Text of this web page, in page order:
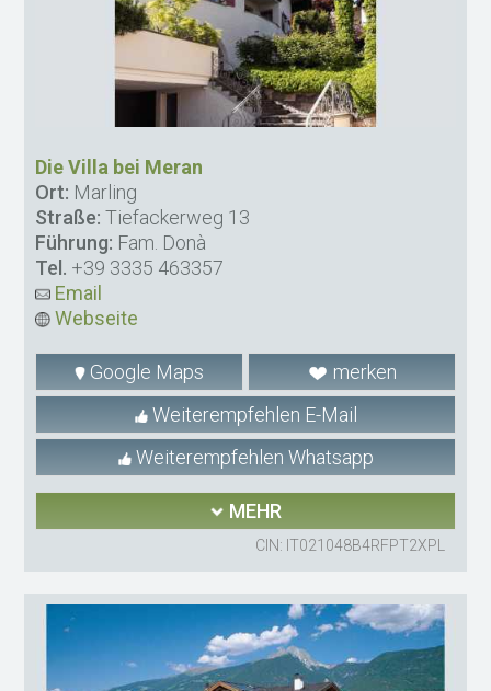
Die Villa bei Meran
Ort: Marling
Straße: Tiefackerweg 13
Führung: Fam. Donà
Tel. +39 3335 463357
Email
Webseite
Google Maps
merken
Weiterempfehlen E-Mail
Weiterempfehlen Whatsapp
MEHR
CIN: IT021048B4RFPT2XPL